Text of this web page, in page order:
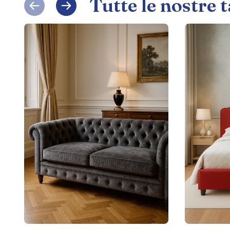
Tutte le nostre
Slide
Slide
successiva